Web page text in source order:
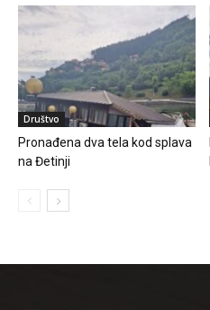
Društvo
Pronađena dva tela kod splava
na Đetinji